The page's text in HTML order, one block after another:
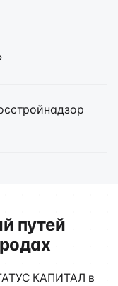
путей
КАПИТАЛ в